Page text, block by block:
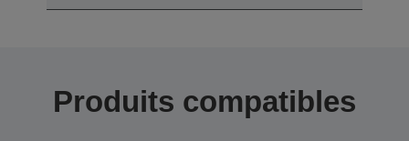
Produits compatibles